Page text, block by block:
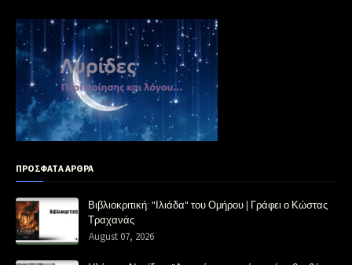
ΠΡΟΣΦΑΤΑ ΑΡΘΡΑ
Βιβλιοκριτική: "Ιλιάδα" του Ομήρου | Γράφει ο Κώστας
Τραχανάς
August 07, 2026